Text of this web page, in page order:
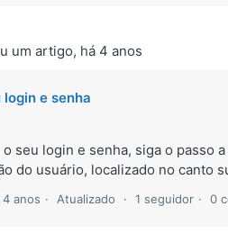
um artigo, há 4 anos
e senha
seu login e senha, siga o passo
do usuário, localizado no canto
4 anos Atualizado 1 seguidor 0